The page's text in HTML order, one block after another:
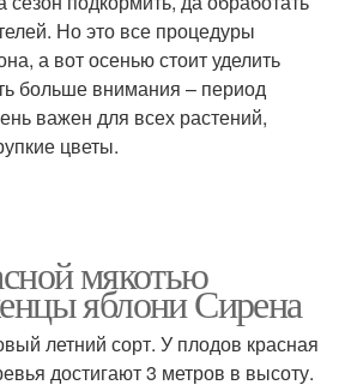
Но это все процедуры
а вот осенью стоит уделить
больше внимания – период
важен для всех растений,
цветы.
мякотью
яблони Сирена
летний сорт. У плодов красная
достигают 3 метров в высоту.